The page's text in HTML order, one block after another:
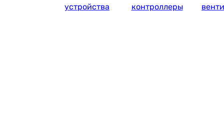
устройства
контроллеры